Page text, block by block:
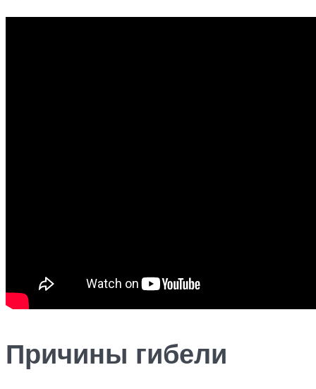
Причины гибели